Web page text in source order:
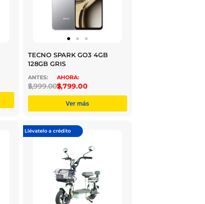
TECNO SPARK GO3 4GB
128GB GRIS
$
2,999.00$
2,799.00
Ver más
Llévatelo a crédito